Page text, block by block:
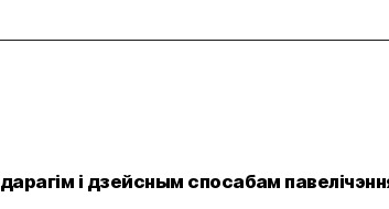
і дзейсным спосабам